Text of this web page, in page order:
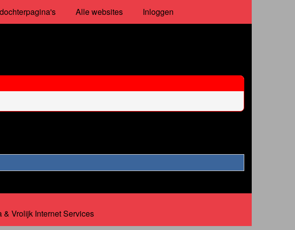
Alle websites Inloggen
& Vrolijk Internet Services